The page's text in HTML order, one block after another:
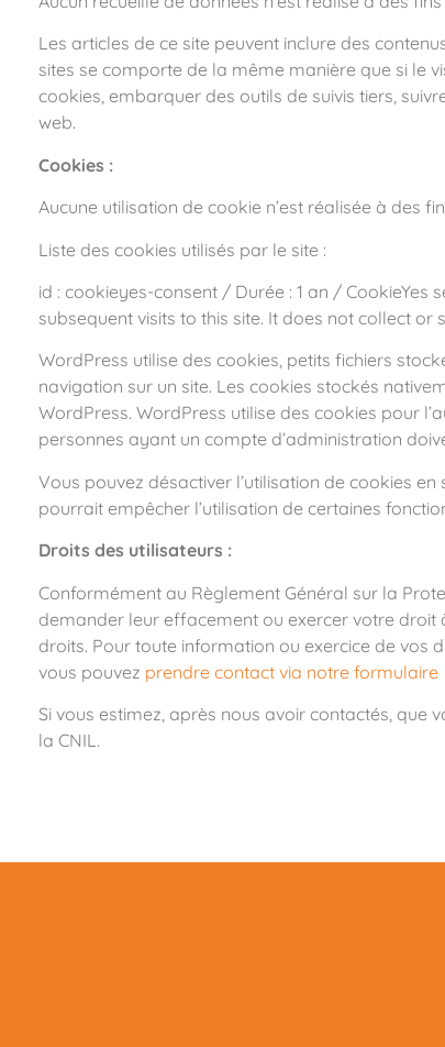
Les articles de ce site peuvent inclure des
sites se comporte de la même manière que si le
cookies, embarquer des outils de suivis tiers,
web.
Cookies :
Aucune utilisation de cookie n’est réalisée à des
Liste des cookies utilisés par le site :
id : cookieyes-consent / Durée : 1 an /
subsequent visits to this site. It does not collect
WordPress utilise des cookies, petits fichiers
navigation sur un site. Les cookies stockés
WordPress. WordPress utilise des cookies pour
personnes ayant un compte d’administration
Vous pouvez désactiver l’utilisation de cookies
pourrait empêcher l’utilisation de certaines
Droits des utilisateurs :
Conformément au Règlement Général sur la
demander leur effacement ou exercer votre droit
droits. Pour toute information ou exercice de vos
vous pouvez prendre contact via notre formulaire
Si vous estimez, après nous avoir contactés, que
la CNIL.